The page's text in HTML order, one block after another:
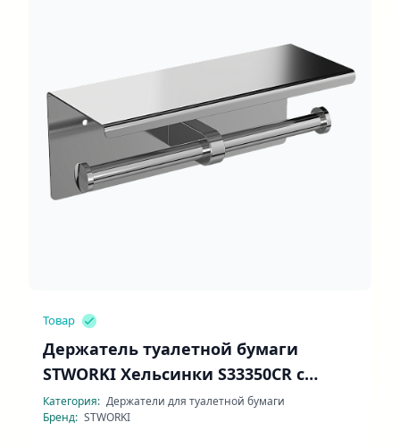
Товар
Держатель туалетной бумаги
STWORKI Хельсинки S33350CR с
полочкой
Категория: Держатели для туалетной бумаги
Бренд: STWORKI